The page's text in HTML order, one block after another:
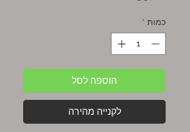
כמות *
הוספה לסל
לקנייה מהירה